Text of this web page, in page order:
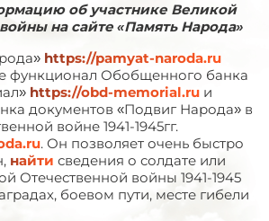
об участнике Великой
на сайте «Память Народа»
https://pamyat-naroda.ru
функционал Обобщенного банка
https://obd-memorial.ru и
документов «Подвиг Народа» в
войне 1941-1945гг.
. Он позволяет очень быстро
найти сведения о солдате или
Отечественной войны 1941-1945
боевом пути, месте гибели